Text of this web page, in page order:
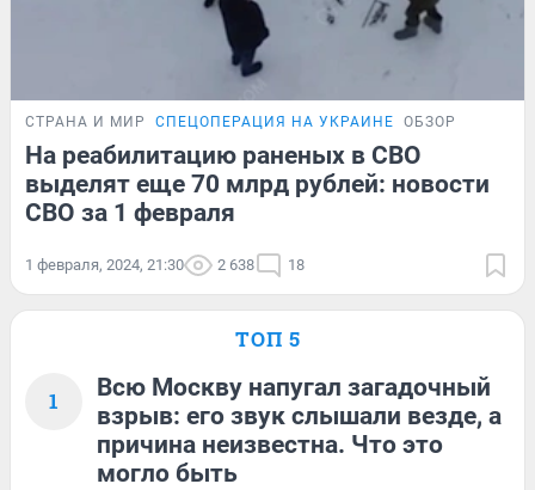
СТРАНА И МИР СПЕЦОПЕРАЦИЯ НА УКРАИНЕ ОБЗОР
На реабилитацию раненых в СВО
выделят еще 70 млрд рублей: новости
СВО за 1 февраля
1 февраля, 2024, 21:30 2 638 18
ТОП 5
1
Всю Москву напугал загадочный
взрыв: его звук слышали везде, а
причина неизвестна. Что это
могло быть